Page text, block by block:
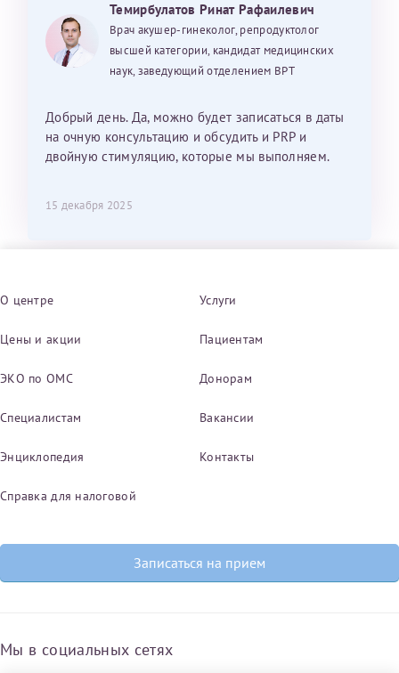
Темирбулатов Ринат Рафаилевич
Врач акушер-гинеколог, репродуктолог
высшей категории, кандидат медицинских
наук, заведующий отделением ВРТ
Добрый день. Да, можно будет записаться в даты
на очную консультацию и обсудить и PRP и
двойную стимуляцию, которые мы выполняем.
15 декабря 2025
О центре Услуги
Цены и акции Пациентам
ЭКО по ОМС Донорам
Специалистам Вакансии
Энциклопедия Контакты
Справка для налоговой
Записаться на прием
Мы в социальных сетях